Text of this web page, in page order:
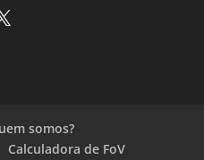
somos?
Calculadora de FoV